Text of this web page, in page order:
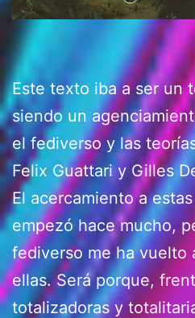
Este texto iba a ser un
siendo un
el fediverso y las
Felix Guattari y Gilles
El acercamiento a
empezó hace mucho,
fediverso me ha vuelto
ellas. Será porque,
totalizadoras y